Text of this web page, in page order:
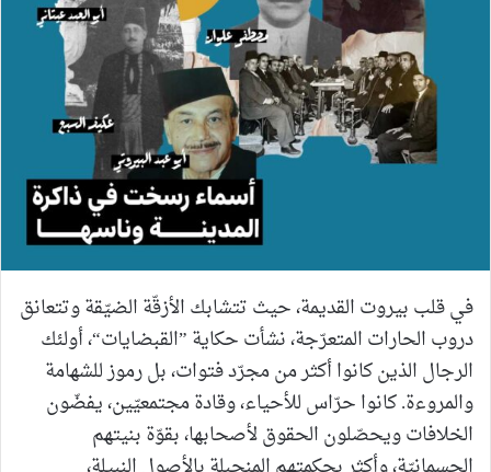
في قلب بيروت القديمة، حيث تتشابك الأزقّة الضيّقة وتتعانق
دروب الحارات المتعرّجة، نشأت حكاية ”القبضايات“، أولئك
الرجال الذين كانوا أكثر من مجرّد فتوات، بل رموز للشهامة
والمروءة. كانوا حرّاس للأحياء، وقادة مجتمعيّين، يفضّون
الخلافات ويحصّلون الحقوق لأصحابها، بقوّة بنيتهم